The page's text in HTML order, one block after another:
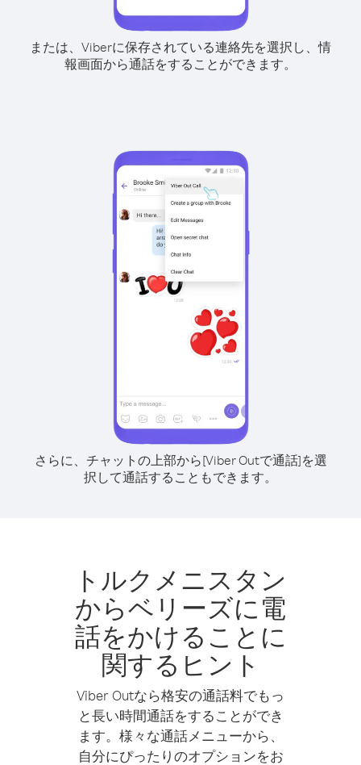
または、Viberに保存されている連絡先を選択し、情
報画面から通話をすることができます。
さらに、チャットの上部から[Viber Outで通話]を選
択して通話することもできます。
トルクメニスタン
からベリーズに電
話をかけることに
関するヒント
Viber Outなら格安の通話料でもっ
と長い時間通話をすることができ
ます。様々な通話メニューから、
自分にぴったりのオプションをお